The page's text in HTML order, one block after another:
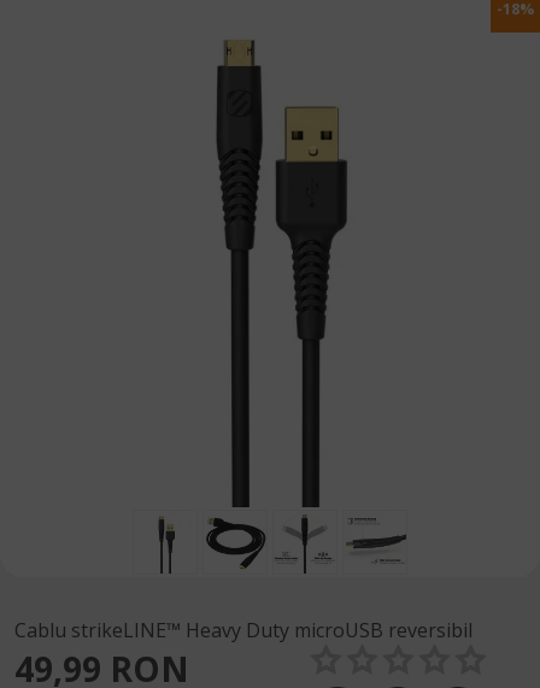
-18%
Cablu strikeLINE™ Heavy Duty microUSB reversibil
49,99 RON